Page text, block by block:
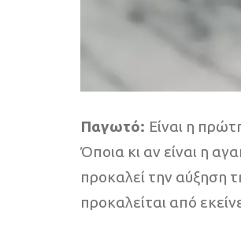
Παγωτό: Είναι η
Όποια κι αν είναι η
προκαλεί την αύξηση
προκαλείται από